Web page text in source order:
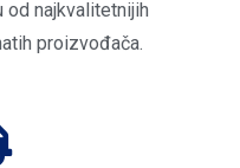
najkvalitetnijih
proizvođača.